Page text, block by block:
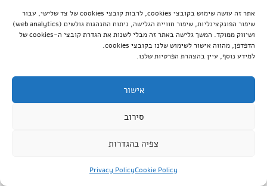
אתר זה עושה שימוש בקובצי cookies, לרבות קובצי cookies של צד שלישי, עבור
שיפור הפונקצינליות, שיפור חוויית הגלישה, ניתוח התנהגות גולשים (web analytics)
ושיווק ממוקד. המשך גלישה באתר זה מבלי לשנות את הגדרת קובצי ה-cookies של
הדפדפן, מהווה אישור לשימוש שלנו בקובצי cookies.
למידע נוסף, עיין בהצהרת הפרטיות שלנו.
אישור
סירוב
צפיה בהגדרות
Cookie Policy
Privacy Policy